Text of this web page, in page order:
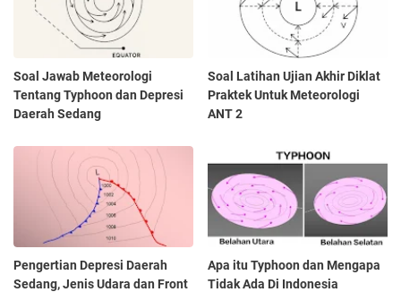
Soal Jawab Meteorologi
Tentang Typhoon dan Depresi
Daerah Sedang
Soal Latihan Ujian Akhir Diklat
Praktek Untuk Meteorologi
ANT 2
Pengertian Depresi Daerah
Sedang, Jenis Udara dan Front
Apa itu Typhoon dan Mengapa
Tidak Ada Di Indonesia